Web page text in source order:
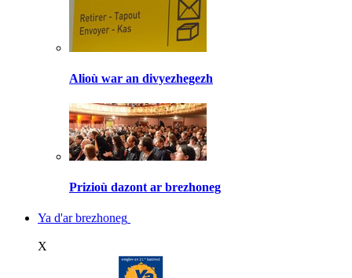
Alioù war an divyezhegezh
Prizioù dazont ar brezhoneg
Ya d'ar brezhoneg
X